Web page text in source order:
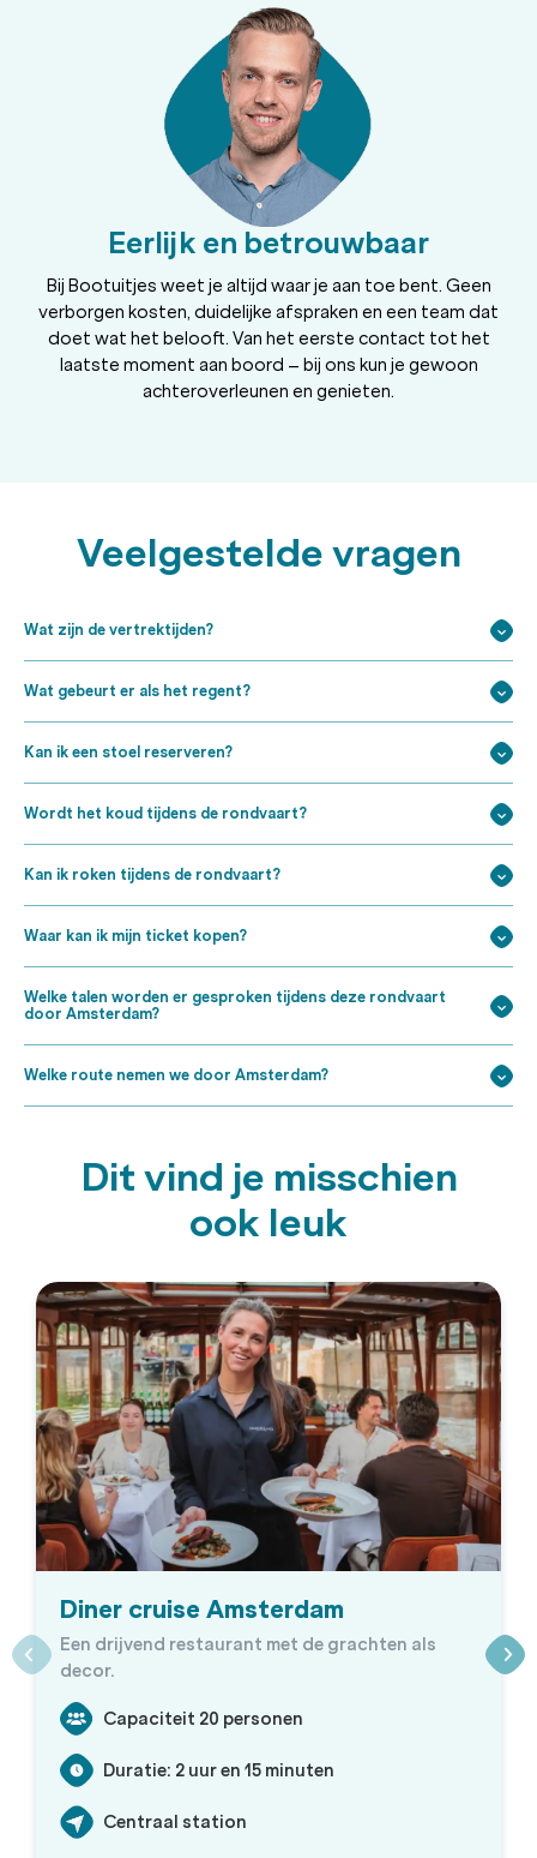
Eerlijk en betrouwbaar
Bij Bootuitjes weet je altijd waar je aan toe bent. Geen
verborgen kosten, duidelijke afspraken en een team dat
doet wat het belooft. Van het eerste contact tot het
laatste moment aan boord – bij ons kun je gewoon
achteroverleunen en genieten.
Veelgestelde vragen
Wat zijn de vertrektijden?
Wat gebeurt er als het regent?
Kan ik een stoel reserveren?
Wordt het koud tijdens de rondvaart?
Kan ik roken tijdens de rondvaart?
Waar kan ik mijn ticket kopen?
Welke talen worden er gesproken tijdens deze rondvaart
door Amsterdam?
Welke route nemen we door Amsterdam?
Dit vind je misschien
ook leuk
Diner cruise Amsterdam
Een drijvend restaurant met de grachten als
decor.
Capaciteit 20 personen
Duratie: 2 uur en 15 minuten
Centraal station